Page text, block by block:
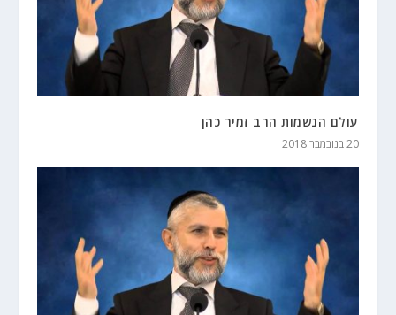
עולם הנשמות הרב זמיר כהן
20 בנובמבר 2018